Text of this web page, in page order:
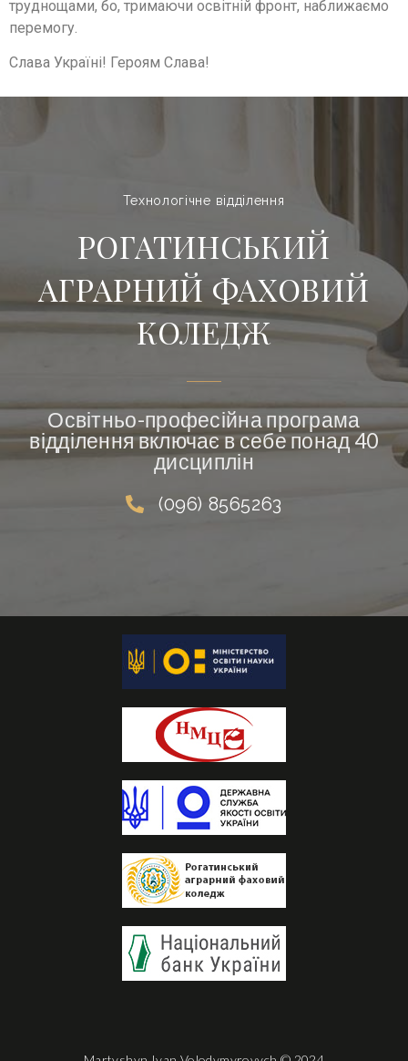
труднощами, бо, тримаючи освітній фронт, наближаємо
перемогу.
Слава Україні! Героям Слава!
Технологічне відділення
РОГАТИНСЬКИЙ
АГРАРНИЙ ФАХОВИЙ
КОЛЕДЖ
Освітньо-професійна програма
відділення включає в себе понад 40
дисциплін
(096) 8565263